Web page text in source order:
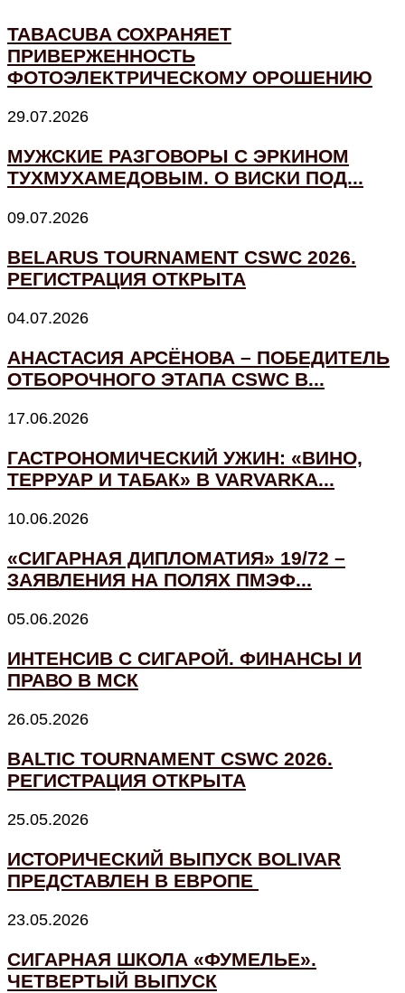
TABACUBA СОХРАНЯЕТ
ПРИВЕРЖЕННОСТЬ
ФОТОЭЛЕКТРИЧЕСКОМУ ОРОШЕНИЮ
29.07.2026
МУЖСКИЕ РАЗГОВОРЫ С ЭРКИНОМ
ТУХМУХАМЕДОВЫМ. О ВИСКИ ПОД...
09.07.2026
BELARUS TOURNAMENT CSWC 2026.
РЕГИСТРАЦИЯ ОТКРЫТА
04.07.2026
АНАСТАСИЯ АРСЁНОВА – ПОБЕДИТЕЛЬ
ОТБОРОЧНОГО ЭТАПА CSWC В...
17.06.2026
ГАСТРОНОМИЧЕСКИЙ УЖИН: «ВИНО,
ТЕРРУАР И ТАБАК» В VARVARKA...
10.06.2026
«СИГАРНАЯ ДИПЛОМАТИЯ» 19/72 –
ЗАЯВЛЕНИЯ НА ПОЛЯХ ПМЭФ...
05.06.2026
ИНТЕНСИВ С СИГАРОЙ. ФИНАНСЫ И
ПРАВО В МСК
26.05.2026
BALTIC TOURNAMENT CSWC 2026.
РЕГИСТРАЦИЯ ОТКРЫТА
25.05.2026
ИСТОРИЧЕСКИЙ ВЫПУСК BOLIVAR
ПРЕДСТАВЛЕН В ЕВРОПЕ
23.05.2026
СИГАРНАЯ ШКОЛА «ФУМЕЛЬЕ».
ЧЕТВЕРТЫЙ ВЫПУСК